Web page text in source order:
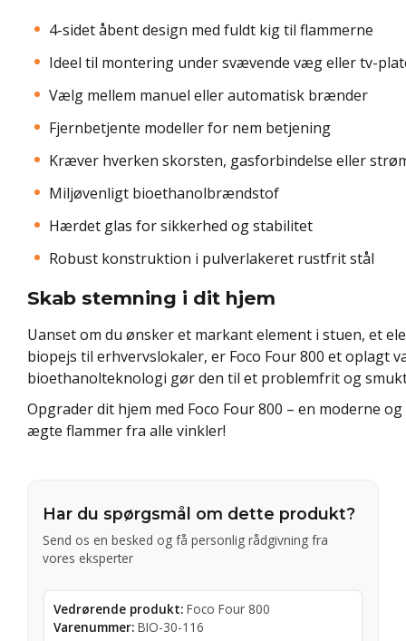
4-sidet åbent design med fuldt kig til flammerne
Ideel til montering under svævende væg eller tv-
Vælg mellem manuel eller automatisk brænder
Fjernbetjente modeller for nem betjening
Kræver hverken skorsten, gasforbindelse eller
Miljøvenligt bioethanolbrændstof
Hærdet glas for sikkerhed og stabilitet
Robust konstruktion i pulverlakeret rustfrit stål
Skab stemning i dit hjem
Uanset om du ønsker et markant element i stuen, et
biopejs til erhvervslokaler, er Foco Four 800 et oplagt
bioethanolteknologi gør den til et problemfrit og
Opgrader dit hjem med Foco Four 800 – en moderne
ægte flammer fra alle vinkler!
Har du spørgsmål om dette produkt?
Send os en besked og få personlig rådgivning fra
vores eksperter
Vedrørende produkt: Foco Four 800
Varenummer: BIO-30-116